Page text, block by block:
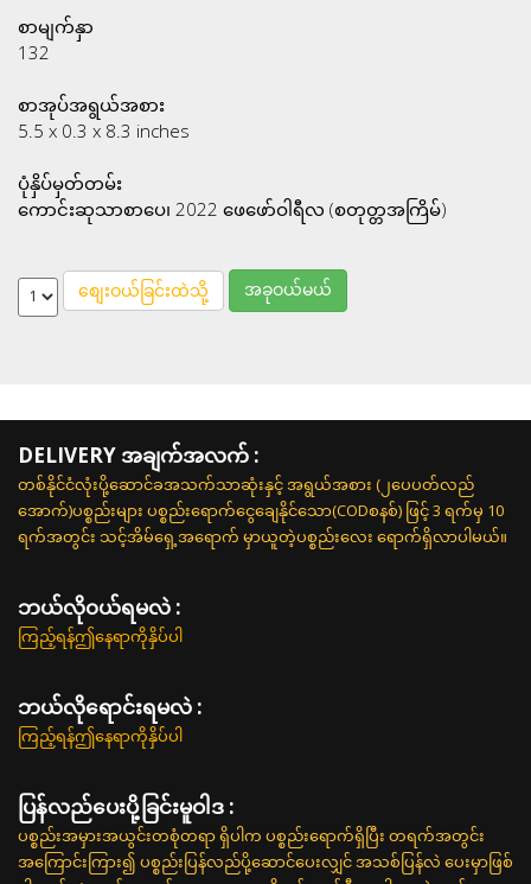
စာမျက်နှာ
132
စာအုပ်အရွယ်အစား
5.5 x 0.3 x 8.3 inches
ပုံနှိပ်မှတ်တမ်း
ကောင်းဆုသာစာပေ၊ 2022 ဖေဖော်ဝါရီလ (စတုတ္တအကြိမ်)
စျေးဝယ်ခြင်းထဲသို့ အခုဝယ်မယ်
DELIVERY အချက်အလက် :
တစ်နိုင်ငံလုံးပို့ဆောင်ခအသက်သာဆုံးနှင့် အရွယ်အစား (၂ပေပတ်လည်
အောက်)ပစ္စည်းများ ပစ္စည်းရောက်ငွေချေနိုင်သော(CODစနစ်) ဖြင့် 3 ရက်မှ 10
ရက်အတွင်း သင့်အိမ်ရှေ့အရောက် မှာယူတဲ့ပစ္စည်းလေး ရောက်ရှိလာပါမယ်။
ဘယ်လို၀ယ်ရမလဲ :
ကြည့်ရန်ဤနေရာကိုနှိပ်ပါ
ဘယ်လိုရောင်းရမလဲ :
ကြည့်ရန်ဤနေရာကိုနှိပ်ပါ
ပြန်လည်ပေးပို့ခြင်းမူဝါဒ :
ပစ္စည်းအမှားအယွင်းတစုံတရာ ရှိပါက ပစ္စည်းရောက်ရှိပြီး တရက်အတွင်း
အကြောင်းကြား၍ ပစ္စည်းပြန်လည်ပို့ဆောင်ပေးလျှင် အသစ်ပြန်လဲ ပေးမှာဖြစ်